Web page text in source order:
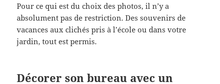
Pour ce qui est du choix des photos, il n’y a
absolument pas de restriction. Des souvenirs de
vacances aux clichés pris à l’école ou dans votre
jardin, tout est permis.
Décorer son bureau avec un